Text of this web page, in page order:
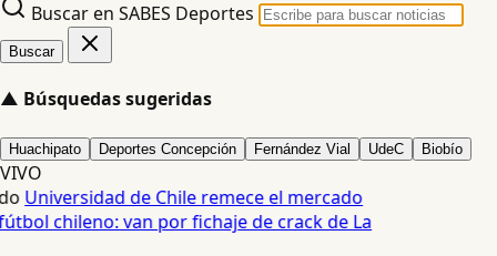
Buscar en SABES Deportes
Buscar
▲ Búsquedas sugeridas
Huachipato Deportes Concepción Fernández Vial UdeC Biobío
VIVO
Universidad de Chile remece el mercado
chileno: van por fichaje de crack de La